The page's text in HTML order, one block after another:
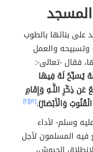
على بنائها بالطوب
وتسبيحه والعمل
فقال -تعالى-:
يُسَبِّحُ لَهُ فِيهَا
عَن ذِكْرِ اللَّـهِ وَإِقَامِ
وَالْأَبْصَارُ).[١٢] [٢]
وسلم- لأداء
فيه المسلمون لأجل